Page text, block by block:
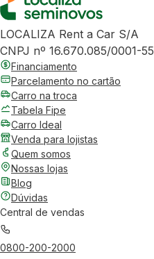
LOCALIZA Rent a Car S/A
CNPJ nº 16.670.085/0001-55
Financiamento
Parcelamento no cartão
Carro na troca
Tabela Fipe
Carro Ideal
Venda para lojistas
Quem somos
Nossas lojas
Blog
Dúvidas
Central de vendas
0800-200-2000